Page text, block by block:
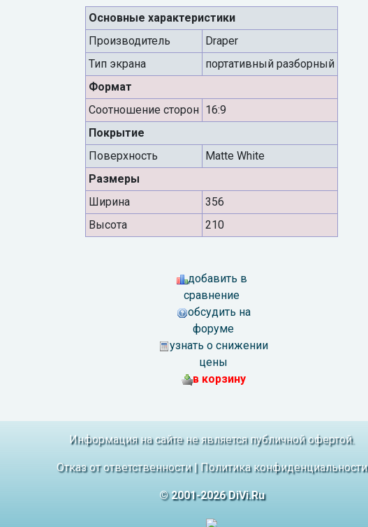
Основные характеристики
Производитель
Draper
Тип экрана
портативный разборный
Формат
Cоотношение сторон 16:9
Покрытие
Поверхность
Matte White
Размеры
Ширина
356
Высота
210
добавить в
сравнение
обсудить на
форуме
узнать о снижении
цены
в корзину
Информация на сайте не является публичной офертой.
Отказ от ответственности| Политика конфиденциальности
© 2001-2026 DiVi.Ru